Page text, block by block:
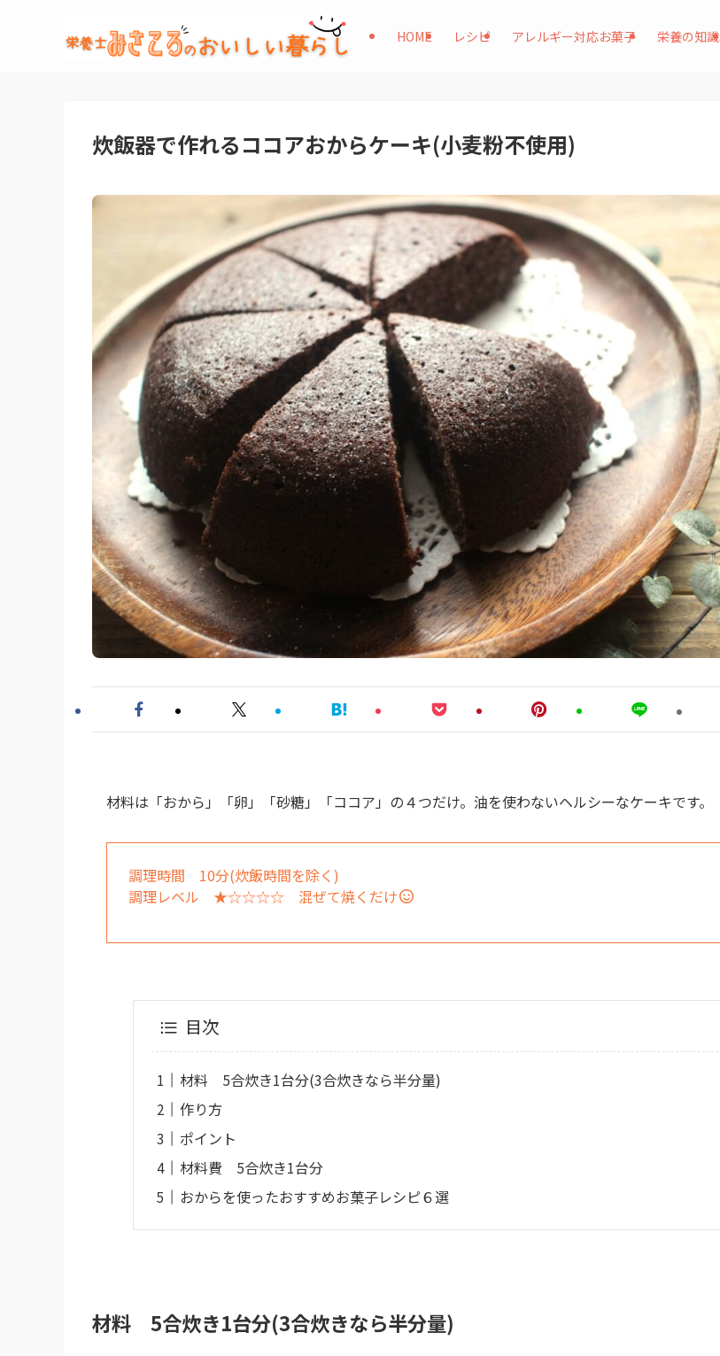
HOME レシピ アレルギー対応お菓子 栄養の知識
炊飯器で作れるココアおからケーキ(小麦粉不使用)
材料は「おから」「卵」「砂糖」「ココア」の４つだけ。油を使わないヘルシーなケーキです。
調理時間 10分(炊飯時間を除く)
調理レベル ★☆☆☆☆ 混ぜて焼くだけ
目次
材料 5合炊き1台分(3合炊きなら半分量)
作り方
ポイント
材料費 5合炊き1台分
おからを使ったおすすめお菓子レシピ６選
材料 5合炊き1台分(3合炊きなら半分量)